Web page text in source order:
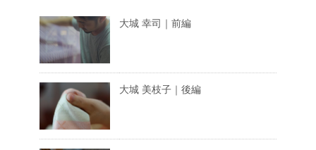
大城 幸司｜前編
大城 美枝子｜後編